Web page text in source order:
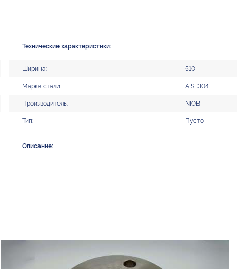
Технические характеристики:
Ширина: 510
Марка стали: AISI 304
Производитель: NIOB
Тип: Пусто
Описание: